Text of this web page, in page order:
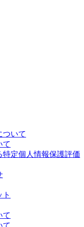
ついて
て
定個人情報保護評価
て
て